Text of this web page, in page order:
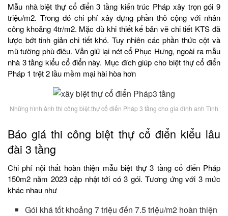
Mẫu nhà biệt thự cổ điển 3 tầng kiến trúc Pháp xây trọn gói 9
triệu/m2. Trong đó chi phí xây dựng phần thô cộng với nhân
công khoảng 4tr/m2. Mặc dù khi thiết kế bản vẽ chi tiết KTS đã
lược bớt tinh giản chi tiết khó. Tuy nhiên các phần thức cột và
mũ tường phù điêu. Vẫn giữ lại nét cổ Phục Hưng, ngoài ra mẫu
nhà 3 tầng kiểu cổ điển này. Mục đích giúp cho biệt thự cổ điển
Pháp 1 trệt 2 lầu mềm mại hài hòa hơn
Những hình ảnh thi công biệt thự cổ điển Pháp 3 tầng cho gia đình anh Tình
Báo giá thi công biệt thự cổ điển kiểu lâu
đài 3 tầng
Chi phí nội thất hoàn thiện mẫu biệt thự 3 tầng cổ điển Pháp
150m2 năm 2023 cập nhật tới có 3 gói. Tương ứng với 3 mức
khác nhau như
Gói khá tốt khoảng 7 triệu đến 7.5 triệu/m2 hoàn thiện